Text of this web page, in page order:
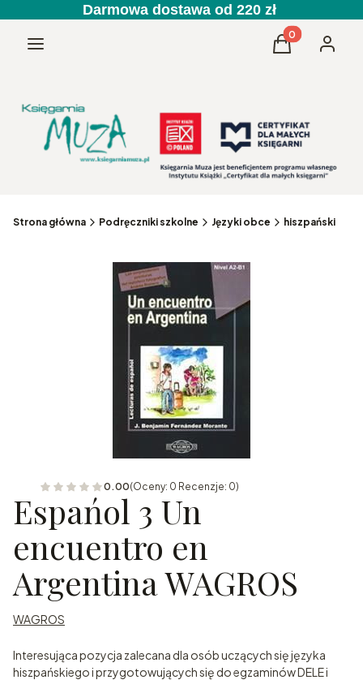
Darmowa dostawa od 220 zł
Menu Produkty w
Koszyk
Strona główna Podręczniki szkolne Języki obce hiszpański
0.00(Oceny: 0 Recenzje: 0)
Espańol 3 Un
encuentro en
Argentina WAGROS
WAGROS
Interesująca pozycja zalecana dla osób uczących się języka
hiszpańskiego i przygotowujących się do egzaminów DELE i